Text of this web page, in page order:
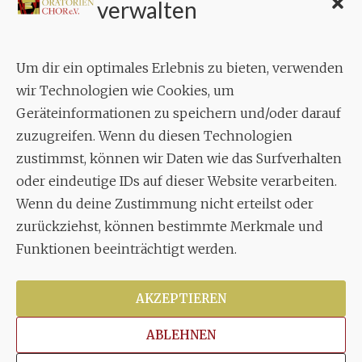
verwalten
Um dir ein optimales Erlebnis zu bieten, verwenden
wir Technologien wie Cookies, um
Geräteinformationen zu speichern und/oder darauf
zuzugreifen. Wenn du diesen Technologien
zustimmst, können wir Daten wie das Surfverhalten
oder eindeutige IDs auf dieser Website verarbeiten.
Wenn du deine Zustimmung nicht erteilst oder
zurückziehst, können bestimmte Merkmale und
Funktionen beeinträchtigt werden.
AKZEPTIEREN
ABLEHNEN
Geschäftsstelle:
Aixheimer Str. 18
70619 Stuttgart
MUSIK
Musikalischer Leiter:
Enrico Trummer
Tel.+49 (0)177 / 34 23 57 1
Facebook
TwitterYouTube
Copyright © 2026Stuttgarter Oratorienchor e.V.Alle